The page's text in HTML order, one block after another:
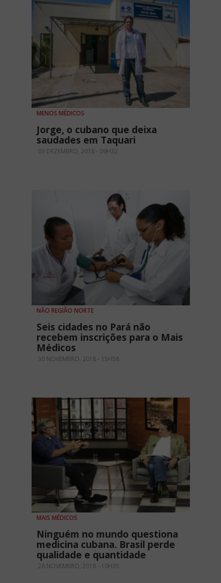
MENOS MÉDICOS
Jorge, o cubano que deixa
saudades em Taquari
03 DEZEMBRO, 2018 - 09H32
NÃO REGIÃO NORTE
Seis cidades no Pará não
recebem inscrições para o Mais
Médicos
30 NOVEMBRO, 2018 - 15H58
MAIS MÉDICOS
Ninguém no mundo questiona
medicina cubana. Brasil perde
qualidade e quantidade
28 NOVEMBRO, 2018 - 10H35